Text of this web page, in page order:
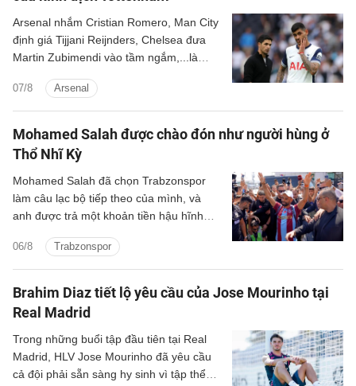
07/8 Arsenal
Arsenal nhắm Cristian Romero, Man City
định giá Tijjani Reijnders, Chelsea đưa
Martin Zubimendi vào tầm ngắm,...là
tin bóng đá sáng 7/8.
Mohamed Salah được chào đón như người hùng ở
Thổ Nhĩ Kỳ
06/8 Trabzonspor
Mohamed Salah đã chọn Trabzonspor
làm câu lạc bộ tiếp theo của mình, và
anh được trả một khoản tiền hậu hĩnh
Brahim Diaz tiết lộ yêu cầu của Jose Mourinho tại
Real Madrid
Trong những buổi tập đầu tiên tại Real
Madrid, HLV Jose Mourinho đã yêu cầu
cả đội phải sẵn sàng hy sinh vì tập thể